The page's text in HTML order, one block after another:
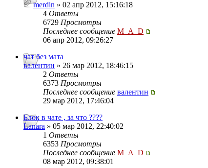
merdin » 02 апр 2012, 15:16:18
4 Ответы
6729 Просмотры
Последнее сообщение M_A_D
06 апр 2012, 09:26:27
чат без мата
валентин » 26 мар 2012, 18:46:15
2 Ответы
6373 Просмотры
Последнее сообщение валентин
29 мар 2012, 17:46:04
Блок в чате , за что ????
Lanara » 05 мар 2012, 22:40:02
1 Ответы
6353 Просмотры
Последнее сообщение M_A_D
08 мар 2012, 09:38:01